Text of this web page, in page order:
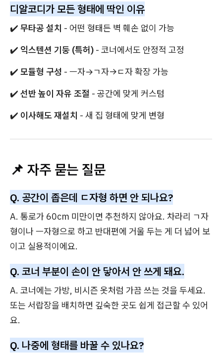
디알코디가 모든 형태에 딱인 이유
✔️ 무타공 설치 - 어떤 형태든 벽 훼손 없이 가능
✔️ 익스텐션 기둥 (특허) - 코너에서도 안정적 고정
✔️ 모듈형 구성 - ㅡ자→ㄱ자→ㄷ자 확장 가능
✔️ 선반 높이 자유 조절 - 공간에 맞게 커스텀
✔️ 이사해도 재설치 - 새 집 형태에 맞게 변형
📌 자주 묻는 질문
Q. 공간이 좁은데 ㄷ자형 하면 안 되나요?
A. 통로가 60cm 미만이면 추천하지 않아요. 차라리 ㄱ자
형이나 ㅡ자형으로 하고 반대편에 거울 두는 게 더 넓어 보
이고 실용적이에요.
Q. 코너 부분이 손이 안 닿아서 안 쓰게 돼요.
A. 코너에는 가방, 비시즌 옷처럼 가끔 쓰는 것을 두세요.
또는 서랍장을 배치하면 깊숙한 곳도 쉽게 접근할 수 있어
요.
Q. 나중에 형태를 바꿀 수 있나요?